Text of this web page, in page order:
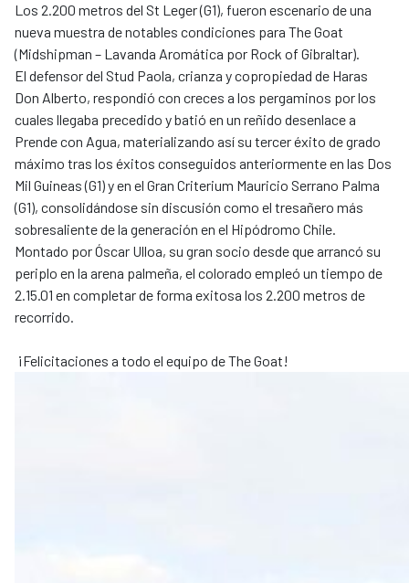
Los 2.200 metros del St Leger (G1), fueron escenario de una
nueva muestra de notables condiciones para The Goat
(Midshipman – Lavanda Aromática por Rock of Gibraltar).
El defensor del Stud Paola, crianza y copropiedad de Haras
Don Alberto, respondió con creces a los pergaminos por los
cuales llegaba precedido y batió en un reñido desenlace a
Prende con Agua, materializando así su tercer éxito de grado
máximo tras los éxitos conseguidos anteriormente en las Dos
Mil Guineas (G1) y en el Gran Criterium Mauricio Serrano Palma
(G1), consolidándose sin discusión como el tresañero más
sobresaliente de la generación en el Hipódromo Chile.
Montado por Óscar Ulloa, su gran socio desde que arrancó su
periplo en la arena palmeña, el colorado empleó un tiempo de
2.15.01 en completar de forma exitosa los 2.200 metros de
recorrido.
¡Felicitaciones a todo el equipo de The Goat!